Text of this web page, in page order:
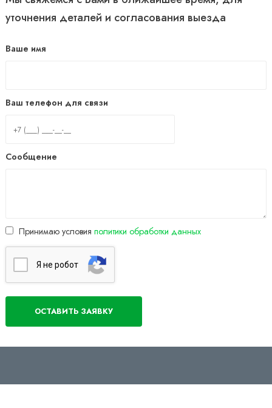
уточнения деталей и согласования выезда
Ваше имя
Ваш телефон для связи
Сообщение
Принимаю условия политики обработки данных
Я нe poбoт